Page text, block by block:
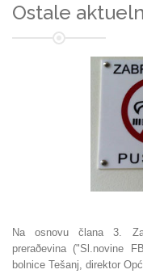
Ostale
Na osnovu člana 3.
preraðevina ("Sl.novine
bolnice Tešanj, direktor